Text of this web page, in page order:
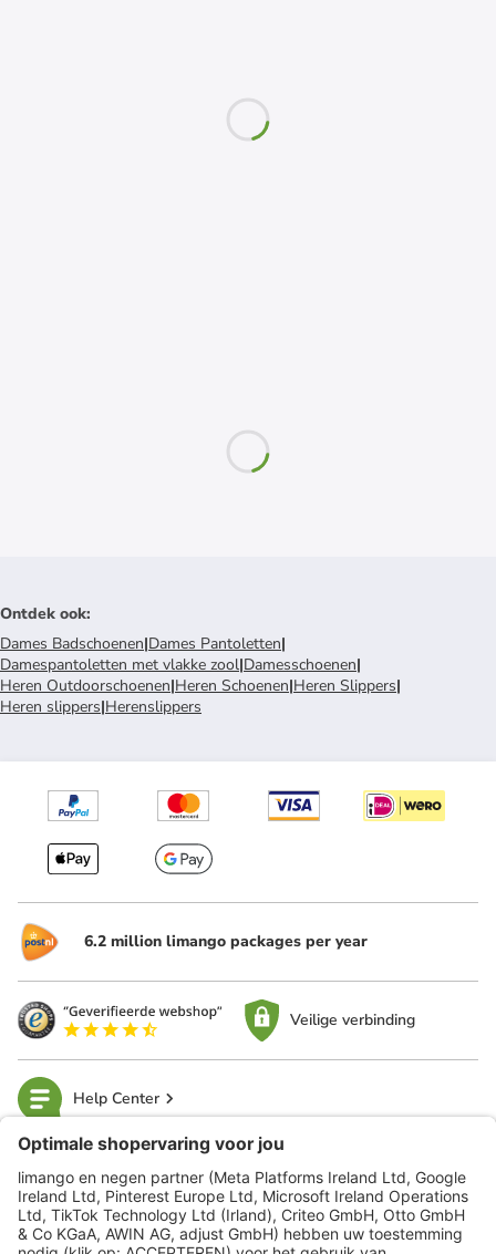
Ontdek ook:
Dames Badschoenen|Dames Pantoletten|
Damespantoletten met vlakke zool|Damesschoenen|
Heren Outdoorschoenen|Heren Schoenen|Heren Slippers|
Heren slippers|Herenslippers
6.2 million limango packages per year
Veilige verbinding
Help Center
limango
Veilig winkelen